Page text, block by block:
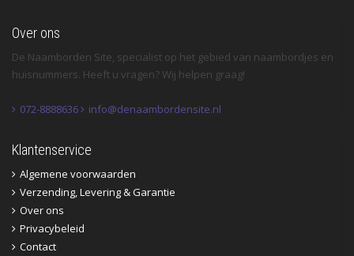
Over ons
De Naamborden Site, specialist op het gebied van naambordjes en
huisnummers. Heeft u vragen? Wij helpen graag!
072-8888636 info@denaambordensite.nl
Klantenservice
Algemene voorwaarden
Verzending, Levering & Garantie
Over ons
Privacybeleid
Contact